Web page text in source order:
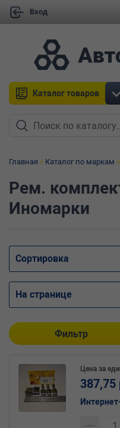
Вход
Каталог товаров
Главная Каталог по маркам
Рем.
Иномарки
Сортировка
На странице
Фильтр
Цена за
387,75